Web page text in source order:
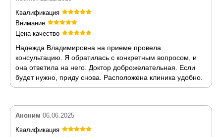
Квалификация
Внимание
Цена-качество
Надежда Владимировна на приеме провела
консультацию. Я обратилась с конкретным вопросом, и
она ответила на него. Доктор доброжелательная. Если
будет нужно, приду снова. Расположена клиника удобно.
Аноним 06.06.2025
Квалификация